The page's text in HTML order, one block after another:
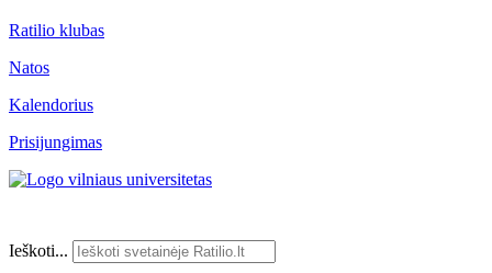
Ratilio klubas
Natos
Kalendorius
Prisijungimas
Ieškoti...